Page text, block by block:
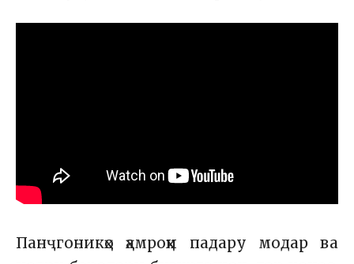
Панҷгоникҳо ҳамроҳи падару модар ва